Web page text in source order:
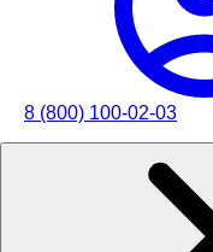
8 (800) 100-02-03